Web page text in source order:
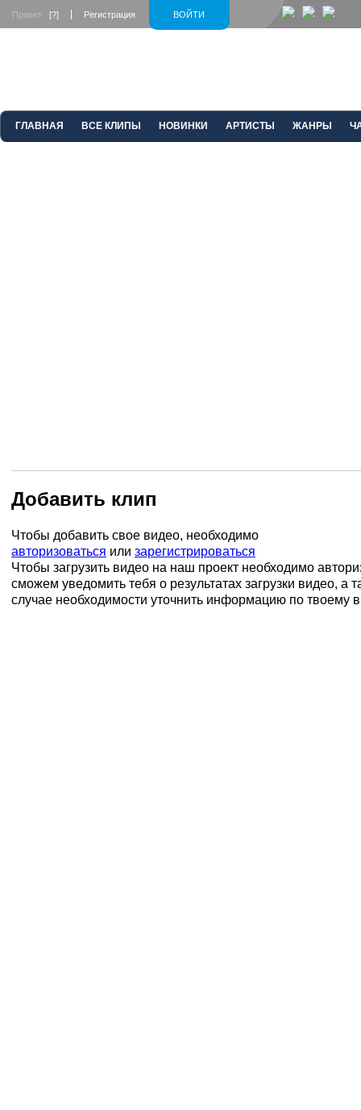
ВОЙТИ
Привет [?] Регистрация
ГЛАВНАЯ ВСЕ КЛИПЫ НОВИНКИ АРТИСТЫ ЖАНРЫ
Добавить клип
Чтобы добавить свое видео, необходимо
авторизоваться или зарегистрироваться
Чтобы загрузить видео на наш проект необходимо
сможем уведомить тебя о результатах загрузки видео, а
случае необходимости уточнить информацию по твоему